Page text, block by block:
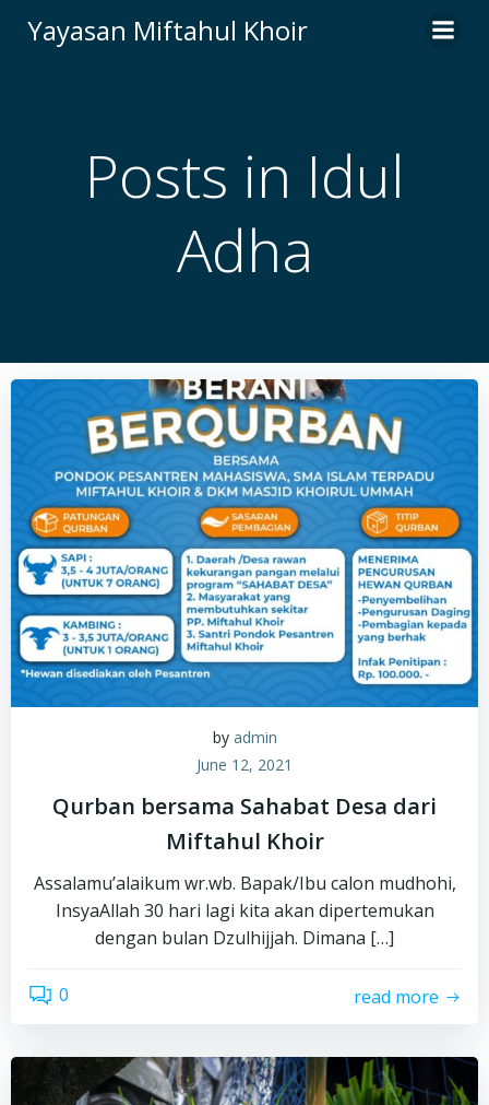
to
Yayasan Miftahul Khoir
Posts in Idul
Adha
by admin
June 12, 2021
Qurban bersama Sahabat Desa dari
Miftahul Khoir
Assalamu’alaikum wr.wb. Bapak/Ibu calon mudhohi,
InsyaAllah 30 hari lagi kita akan dipertemukan
dengan bulan Dzulhijjah. Dimana […]
0 read more